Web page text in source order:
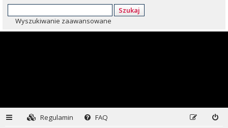
Szukaj
Wyszukiwanie zaawansowane
Regulamin
FAQ